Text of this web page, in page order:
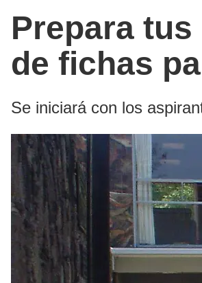
Prepara
de fichas
Se iniciará con los